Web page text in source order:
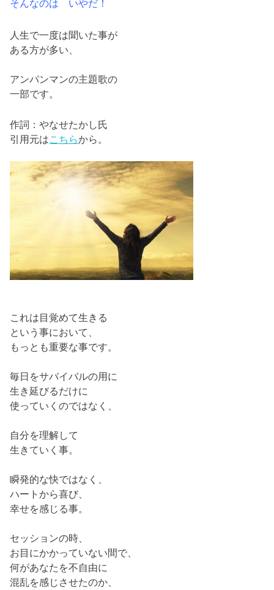
そんなのは いやだ！
人生で一度は聞いた事が
ある方が多い、
アンパンマンの主題歌の
一部です。
作詞：やなせたかし氏
引用元はこちらから。
これは目覚めて生きる
という事において、
もっとも重要な事です。
毎日をサバイバルの用に
生き延びるだけに
使っていくのではなく、
自分を理解して
生きていく事。
瞬発的な快ではなく、
ハートから喜び、
幸せを感じる事。
セッションの時、
お目にかかっていない間で、
何があなたを不自由に
混乱を感じさせたのか、